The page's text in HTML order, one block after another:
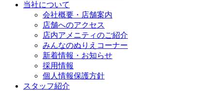
当社について
会社概要・店舗案内
店舗へのアクセス
店内アメニティのご紹介
みんなのぬりえコーナー
新着情報・お知らせ
採用情報
個人情報保護方針
スタッフ紹介